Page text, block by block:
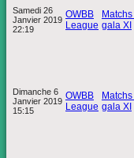
Samedi 26
Janvier 2019
22:19
OWBB
League gala XI
Dimanche 6
Janvier 2019
15:15
OWBB
League gala XI